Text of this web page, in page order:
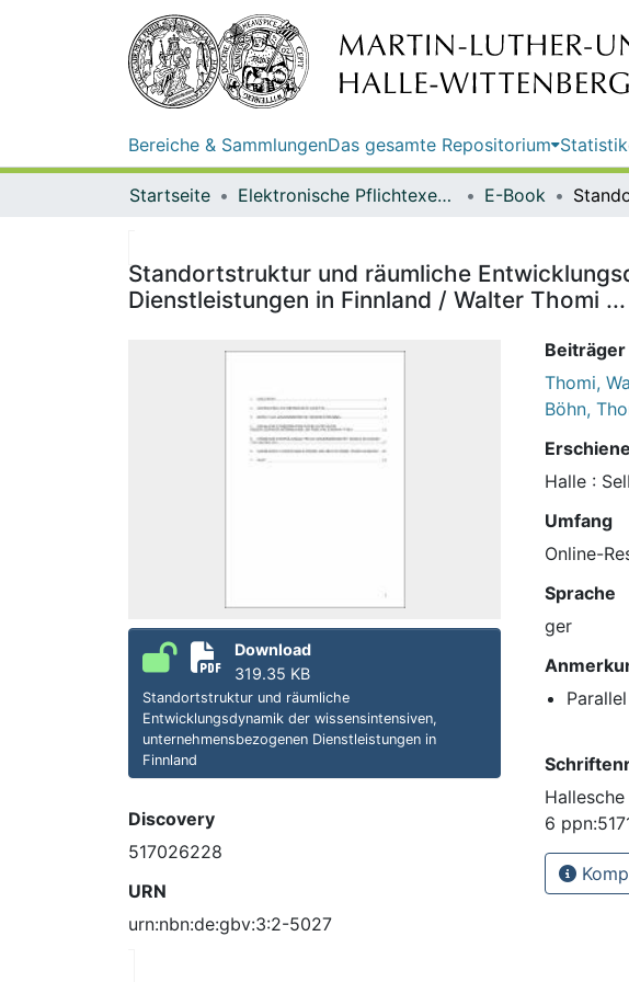
Bereiche & SammlungenDas gesamte Repositorium
Startseite Elektronische Pflichtexemplare E-Book
Standortstruktur und räumliche
Dienstleistungen in Finnland / Walter Thomi ...
Download
319.35 KB
Standortstruktur und räumliche
Entwicklungsdynamik der wissensintensiven,
unternehmensbezogenen Dienstleistungen in
Finnland
Discovery
517026228
URN
urn:nbn:de:gbv:3:2-5027
Beiträger
Thomi,
Böhn,
Halle :
Umfang
Online-
Sprache
ger
6